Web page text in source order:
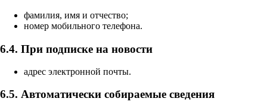
фамилия, имя и отчество;
номер мобильного телефона.
6.4. При подписке на новости
адрес электронной почты.
6.5. Автоматически собираемые сведения